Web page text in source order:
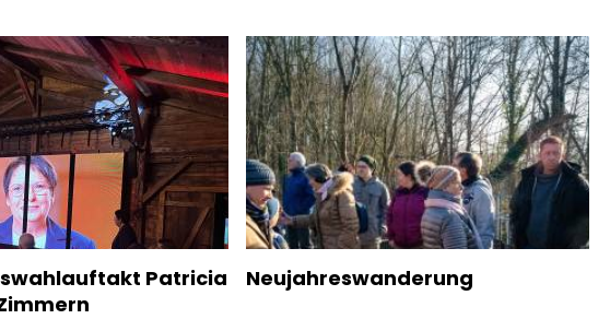
Patricia
Neujahreswanderung